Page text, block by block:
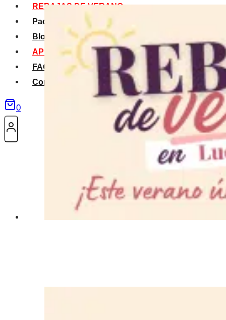
REBAJAS DE VERANO
Packs Verano
Blog
APP La Tribu
FAQS
Contacto
0